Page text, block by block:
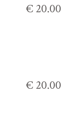
€ 20.00
€ 20.00